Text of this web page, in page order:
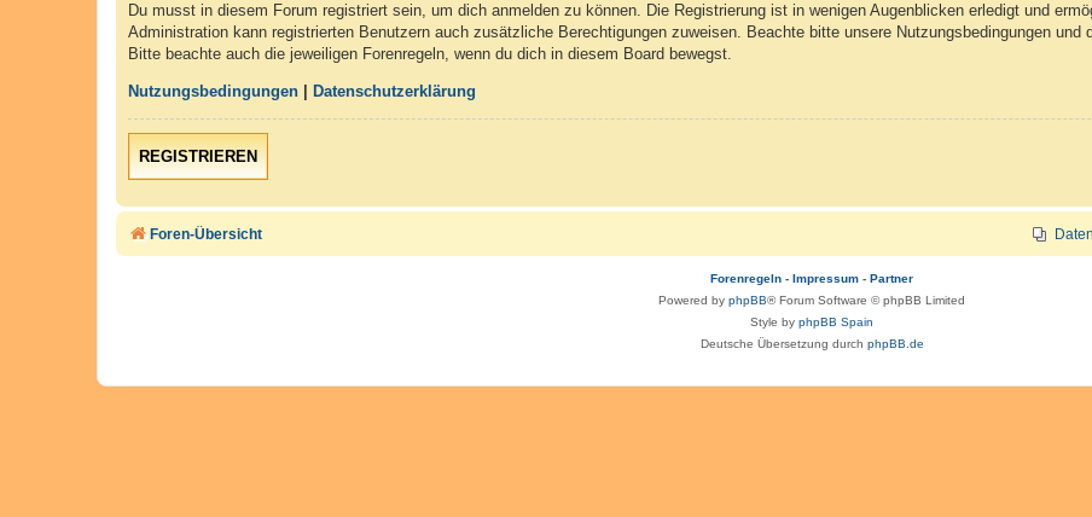
Du musst in diesem Forum registriert sein, um dich anmelden zu können. Die Registrierung ist in wenigen Augenblicken erledigt und
Administration kann registrierten Benutzern auch zusätzliche Berechtigungen zuweisen. Beachte bitte unsere Nutzungsbedingungen und
Bitte beachte auch die jeweiligen Forenregeln, wenn du dich in diesem Board bewegst.
Nutzungsbedingungen Datenschutzerklärung
REGISTRIEREN
Foren-Übersicht
Forenregeln - Impressum - Partner
Powered by phpBB® Forum Software © phpBB Limited
Style by phpBB Spain
Deutsche Übersetzung durch phpBB.de